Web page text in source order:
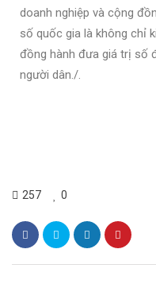
doanh nghiệp và cộng
số quốc gia là không chỉ
đồng hành đưa giá trị số
người dân./.
257 0